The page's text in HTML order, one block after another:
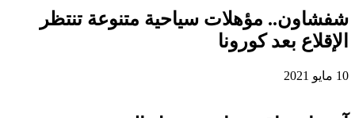
شفشاون.. مؤهلات سياحية متنوعة تنتظر
الإقلاع بعد كورونا
10 مايو 2021